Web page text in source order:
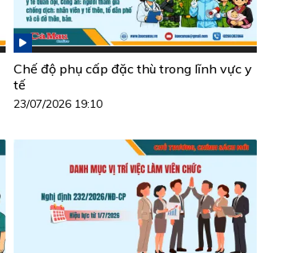
Chế độ phụ cấp đặc thù trong lĩnh vực y
tế
23/07/2026 19:10